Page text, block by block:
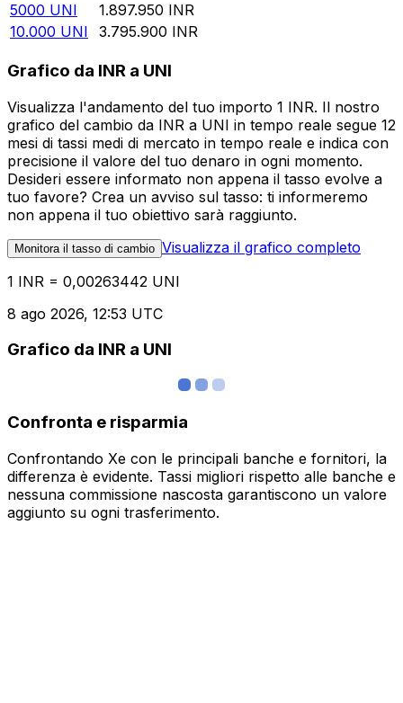
5000 UNI 1.897.950 INR
10.000 UNI 3.795.900 INR
Grafico da INR a UNI
Visualizza l'andamento del tuo importo 1 INR. Il nostro
grafico del cambio da INR a UNI in tempo reale segue 12
mesi di tassi medi di mercato in tempo reale e indica con
precisione il valore del tuo denaro in ogni momento.
Desideri essere informato non appena il tasso evolve a
tuo favore? Crea un avviso sul tasso: ti informeremo
non appena il tuo obiettivo sarà raggiunto.
Monitora il tasso di cambio Visualizza il grafico completo
1 INR = 0,00263442 UNI
8 ago 2026, 12:53 UTC
Grafico da INR a UNI
Confronta e risparmia
Confrontando Xe con le principali banche e fornitori, la
differenza è evidente. Tassi migliori rispetto alle banche e
nessuna commissione nascosta garantiscono un valore
aggiunto su ogni trasferimento.